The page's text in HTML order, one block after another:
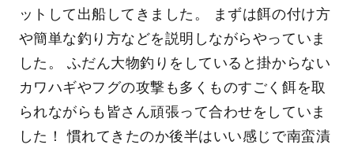
ットして出船してきました。 まずは餌の付け方
や簡単な釣り方などを説明しながらやっていま
した。 ふだん大物釣りをしていると掛からない
カワハギやフグの攻撃も多くものすごく餌を取
られながらも皆さん頑張って合わせをしていま
した！ 慣れてきたのか後半はいい感じで南蛮漬